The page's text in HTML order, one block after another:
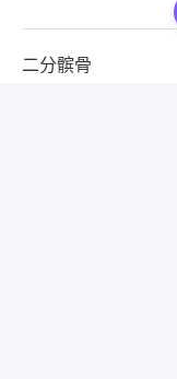
二分髌骨